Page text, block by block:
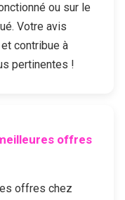
ou sur le
Votre avis
contribue à
pertinentes !
offres
offres chez